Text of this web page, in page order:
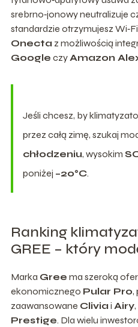
srebrno‑jonowy neutralizuje
standardzie otrzymujesz
Onecta z możliwością
Google czyAmazon
Jeśli chcesz, by
przez całą zimę, szukaj
chłodzeniu, wysokim
poniżej –20°C.
Ranking
GREE – który
Marka Gree ma szeroką
ekonomicznego Pular Pro,
zaawansowane Clivia i Airy
Prestige. Dla wielu